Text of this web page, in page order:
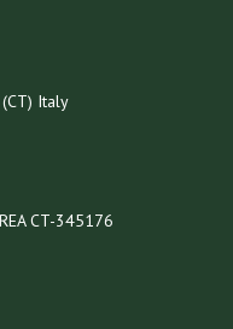
Italy
CT-345176